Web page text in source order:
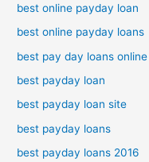
best online payday loan
best online payday loans
best pay day loans online
best payday loan
best payday loan site
best payday loans
best payday loans 2016